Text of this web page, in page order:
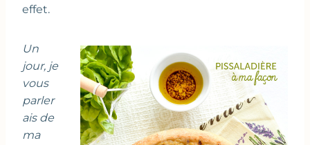
effet.
Un
jour, je
vous
parler
ais de
ma